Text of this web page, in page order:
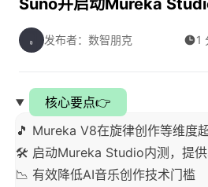
Suno并启动Mureka
发布者：数智朋克 1
核心要点👉
🎵 Mureka V8在旋律创作等维度
🛠️ 启动Mureka Studio内测，提
📉 有效降低AI音乐创作技术门槛